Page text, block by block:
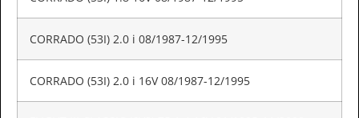
CORRADO (53I) 2.0 i 08/1987-12/1995
CORRADO (53I) 2.0 i 16V 08/1987-12/1995